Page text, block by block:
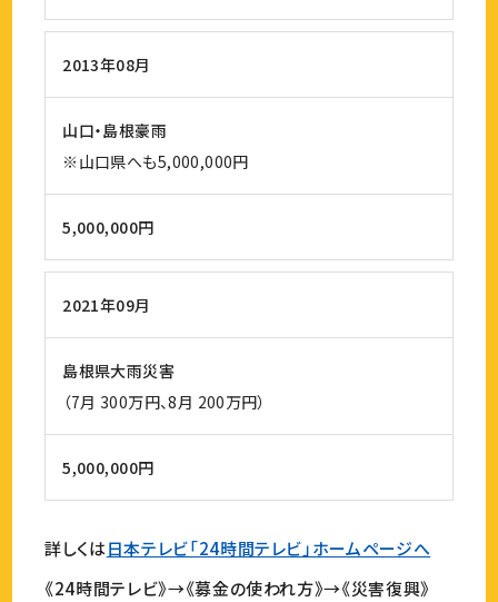
2013年08月
山口・島根豪雨
※山口県へも5,000,000円
5,000,000円
2021年09月
島根県大雨災害
（7月 300万円、8月 200万円）
5,000,000円
詳しくは日本テレビ「24時間テレビ」ホームページへ
《24時間テレビ》→《募金の使われ方》→《災害復興》